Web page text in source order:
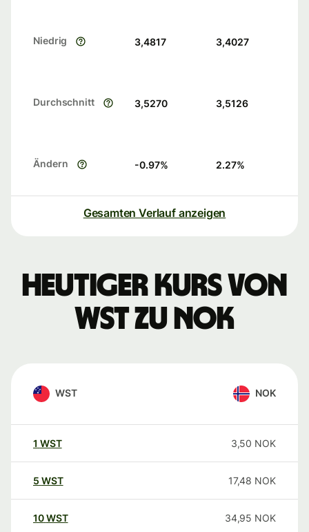
Niedrig 3,4817 3,4027
Durchschnitt 3,5270 3,5126
Ändern -0.97% 2.27%
Gesamten Verlauf anzeigen
Heutiger Kurs von
WST zu NOK
WST NOK
1 WST 3,50 NOK
5 WST 17,48 NOK
10WST 34,95 NOK